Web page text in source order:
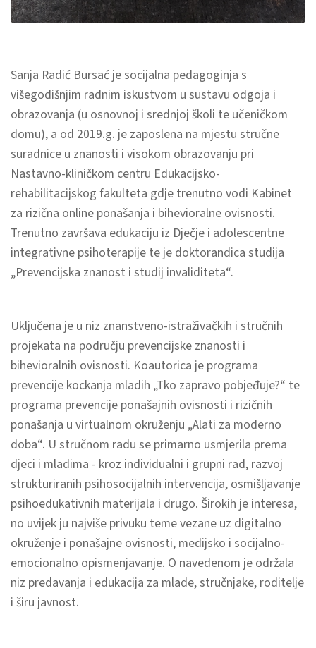
Sanja Radić Bursać je socijalna pedagoginja s
višegodišnjim radnim iskustvom u sustavu odgoja i
obrazovanja (u osnovnoj i srednjoj školi te učeničkom
domu), a od 2019.g. je zaposlena na mjestu stručne
suradnice u znanosti i visokom obrazovanju pri
Nastavno-kliničkom centru Edukacijsko-
rehabilitacijskog fakulteta gdje trenutno vodi Kabinet
za rizična online ponašanja i bihevioralne ovisnosti.
Trenutno završava edukaciju iz Dječje i adolescentne
integrativne psihoterapije te je doktorandica studija
„Prevencijska znanost i studij invaliditeta“.
Uključena je u niz znanstveno-istraživačkih i stručnih
projekata na području prevencijske znanosti i
bihevioralnih ovisnosti. Koautorica je programa
prevencije kockanja mladih „Tko zapravo pobjeđuje?“ te
programa prevencije ponašajnih ovisnosti i rizičnih
ponašanja u virtualnom okruženju „Alati za moderno
doba“. U stručnom radu se primarno usmjerila prema
djeci i mladima - kroz individualni i grupni rad, razvoj
strukturiranih psihosocijalnih intervencija, osmišljavanje
psihoedukativnih materijala i drugo. Širokih je interesa,
no uvijek ju najviše privuku teme vezane uz digitalno
okruženje i ponašajne ovisnosti, medijsko i socijalno-
emocionalno opismenjavanje. O navedenom je održala
niz predavanja i edukacija za mlade, stručnjake, roditelje
i širu javnost.